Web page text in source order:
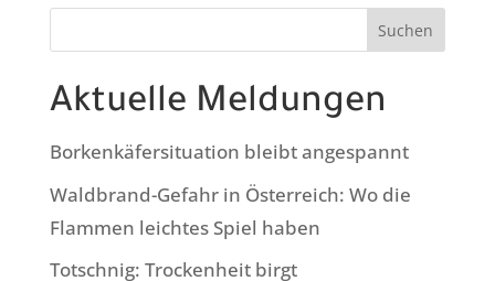
Suchen
Aktuelle Meldungen
Borkenkäfersituation bleibt angespannt
Waldbrand-Gefahr in Österreich: Wo die
Flammen leichtes Spiel haben
Totschnig: Trockenheit birgt